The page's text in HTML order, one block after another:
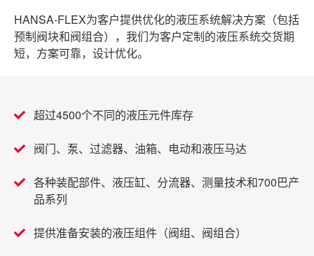
HANSA-FLEX为客户提供优化的液压系统解决方案（包括
预制阀块和阀组合），我们为客户定制的液压系统交货期
短，方案可靠，设计优化。
超过4500个不同的液压元件库存
阀门、泵、过滤器、油箱、电动和液压马达
各种装配部件、液压缸、分流器、测量技术和700巴产
品系列
提供准备安装的液压组件（阀组、阀组合）